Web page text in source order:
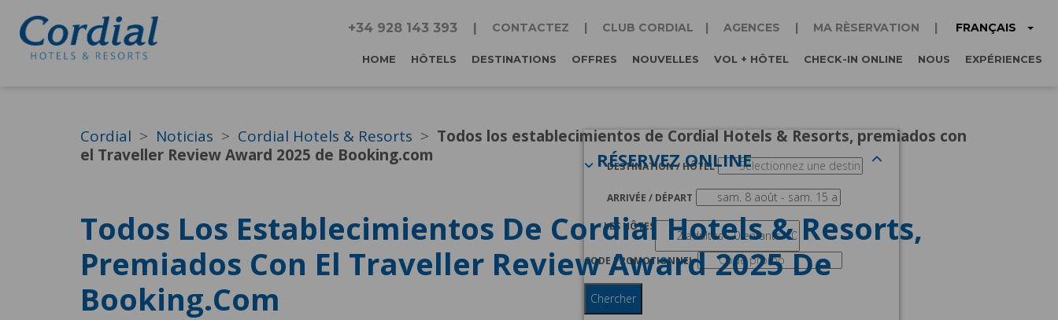
+34 928 143 393 CONTACTEZ CLUB CORDIAL AGENCES MA RÈSERVATION FRANÇAIS
HOME HÔTELS DESTINATIONS OFFRES NOUVELLES VOL + HÔTEL CHECK-IN ONLINE NOUS EXPÉRIENCES
RÉSERVEZ ONLINE
DESTINATION / HÔTEL
ARRIVÉE / DÉPART
LES HÔTES
CODE PROMOTIONNEL
Chercher
Cordial Noticias Cordial Hotels & Resorts
Todos los establecimientos de Cordial Hotels & Resorts, premiados con
el Traveller Review Award 2025 de Booking.com
Todos Los Establecimientos De Cordial Hotels & Resorts,
Premiados Con El Traveller Review Award 2025 De
Booking.com